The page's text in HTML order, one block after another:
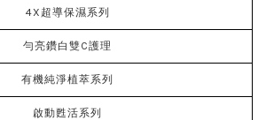
4X超導保濕系列
勻亮鑽白雙C護理
有機純淨植萃系列
啟動甦活系列